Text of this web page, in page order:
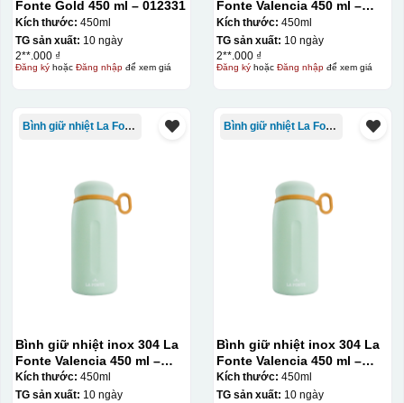
Hộp xi ly sứ
Fonte Gold 450 ml – 012331
Kích thước: 450ml
TG sản xuất: 10 ngày
2**.000 ₫
Đăng kýhoặc Đăng nhậpđể xem giá
Fonte Valencia 450 ml –
012355
Kích thước: 450ml
TG sản xuất: 10 ngày
2**.000 ₫
Đăng kýhoặc Đăng nhậpđể xem giá
Bình giữ nhiệt La Fonte
Bình giữ nhiệt inox 304 La
Fonte Valencia 450 ml –
012355
Kích thước: 450ml
TG sản xuất: 10 ngày
Bình giữ nhiệt La Fonte
Bình giữ nhiệt inox 304 La
Fonte Valencia 450 ml –
012355
Kích thước: 450ml
TG sản xuất: 10 ngày